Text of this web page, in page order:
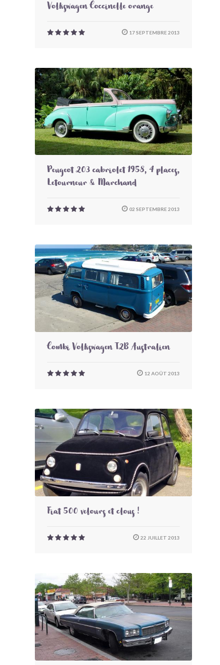
Volkswagen Coccinelle orange
17 SEPTEMBRE 2013
Peugeot 203 cabriolet 1958, 4 places,
Letourneur & Marchand
02 SEPTEMBRE 2013
Combi Volkswagen T2B Australien
12 AOÛT 2013
Fiat 500 velours et clous !
22 JUILLET 2013